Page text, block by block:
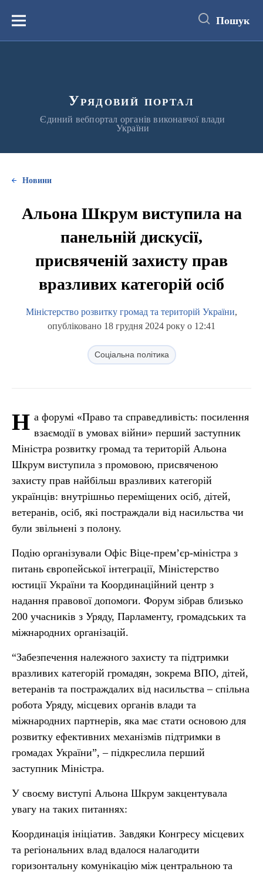
вмістуМеню Пошук
Урядовий портал
Єдиний вебпортал органів виконавчої влади
України
Новини
Альона Шкрум виступила на
панельній дискусії,
присвяченій захисту прав
вразливих категорій осіб
Міністерство розвитку громад та територій України,
опубліковано 18 грудня 2024 року о 12:41
Соціальна політика
Н а форумі «Право та справедливість: посилення
взаємодії в умовах війни» перший заступник
Міністра розвитку громад та територій Альона
Шкрум виступила з промовою, присвяченою
захисту прав найбільш вразливих категорій
українців: внутрішньо переміщених осіб, дітей,
ветеранів, осіб, які постраждали від насильства чи
були звільнені з полону.
Подію організували Офіс Віце-прем’єр-міністра з
питань європейської інтеграції, Міністерство
юстиції України та Координаційний центр з
надання правової допомоги. Форум зібрав близько
200 учасників з Уряду, Парламенту, громадських та
міжнародних організацій.
“Забезпечення належного захисту та підтримки
вразливих категорій громадян, зокрема ВПО, дітей,
ветеранів та постраждалих від насильства – спільна
робота Уряду, місцевих органів влади та
міжнародних партнерів, яка має стати основою для
розвитку ефективних механізмів підтримки в
громадах України”, – підкреслила перший
заступник Міністра.
У своєму виступі Альона Шкрум закцентувала
увагу на таких питаннях:
Координація ініціатив. Завдяки Конгресу місцевих
та регіональних влад вдалося налагодити
горизонтальну комунікацію між центральною та